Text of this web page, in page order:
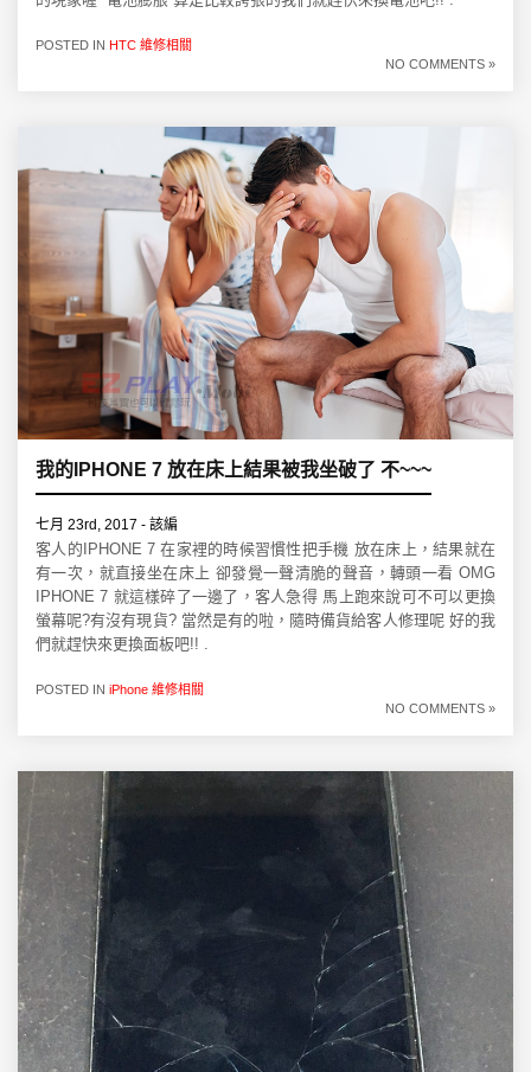
POSTED IN HTC 維修相關
NO COMMENTS »
我的IPHONE 7 放在床上結果被我坐破了 不~~~
七月 23rd, 2017 - 該編
客人的IPHONE 7 在家裡的時候習慣性把手機 放在床上，結果就在
有一次，就直接坐在床上 卻發覺一聲清脆的聲音，轉頭一看 OMG
IPHONE 7 就這樣碎了一邊了，客人急得 馬上跑來說可不可以更換
螢幕呢?有沒有現貨? 當然是有的啦，隨時備貨給客人修理呢 好的我
們就趕快來更換面板吧!! .
POSTED IN iPhone 維修相關
NO COMMENTS »